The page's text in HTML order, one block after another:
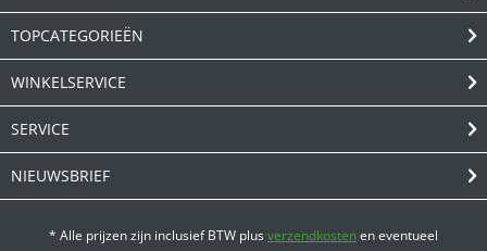
TOPCATEGORIEËN
WINKELSERVICE
SERVICE
NIEUWSBRIEF
* Alle prijzen zijn inclusief BTW plusverzendkostenen eventueel